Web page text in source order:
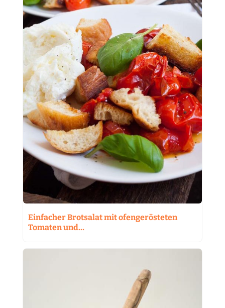
Einfacher Brotsalat mit ofengerösteten
Tomaten und…